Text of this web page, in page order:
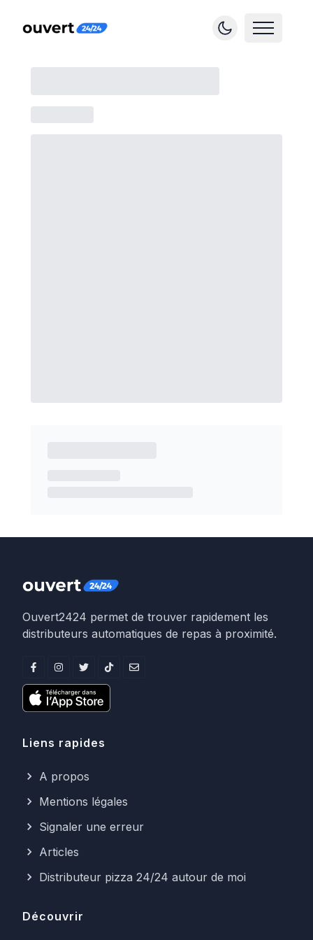
Ouvert2424 permet de trouver rapidement les
distributeurs automatiques de repas à proximité.
Liens rapides
A propos
Mentions légales
Signaler une erreur
Articles
Distributeur pizza 24/24 autour de moi
Découvrir